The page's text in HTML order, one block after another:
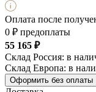
Оплата после
0 ₽ предоплаты
55 165 ₽
Склад Россия: в
Склад Европа: в
Оформить без оплаты